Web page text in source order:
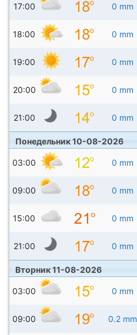
17:00 0 mm
18:00 0 mm
19:00 0 mm
20:00 0 mm
21:00 0 mm
Понедельник 10-08-2026
03:00 0 mm
09:00 0 mm
15:00 0 mm
21:00 0 mm
Вторник 11-08-2026
03:00 0 mm
09:00 0.2 mm